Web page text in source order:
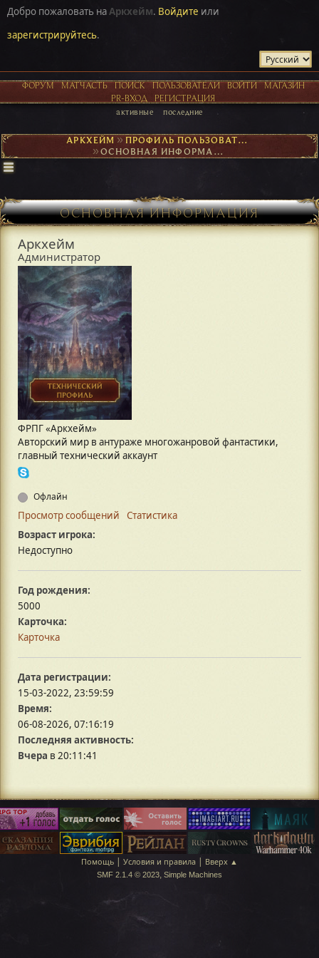
Добро пожаловать наАркхейм. Войдите или
зарегистрируйтесь.
ФОРУМ МАТЧАСТЬ ПОИСК ПОЛЬЗОВАТЕЛИ ВОЙТИ
МАГАЗИН
PR-ВХОД
РЕГИСТРАЦИЯ
активные последние
АРКХЕЙМ► ПРОФИЛЬ ПОЛЬЗОВАТЕЛЯ АРКХЕЙМ
► ОСНОВНАЯ ИНФОРМАЦИЯ
ОСНОВНАЯ ИНФОРМАЦИЯ
Аркхейм
Администратор
ФРПГ «Аркхейм»
Авторский мир в антураже многожанровой фантастики,
главный технический аккаунт
Офлайн
Просмотр сообщений
Статистика
Возраст игрока:
Недоступно
Год рождения:
5000
Карточка:
Карточка
Дата регистрации:
15-03-2022, 23:59:59
Время:
06-08-2026, 07:16:19
Последняя активность:
Вчера в 20:11:41
Помощь | Условия и правила | Вверх ▲
SMF 2.1.4 © 2023, Simple Machines